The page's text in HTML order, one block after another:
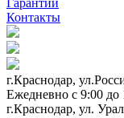
Контакты
г.Краснодар,
Ежедневно c 9:00 до
г.Краснодар, ул.